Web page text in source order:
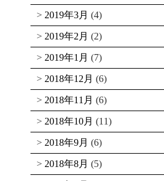
2019年3月 (4)
2019年2月 (2)
2019年1月 (7)
2018年12月 (6)
2018年11月 (6)
2018年10月 (11)
2018年9月 (6)
2018年8月 (5)